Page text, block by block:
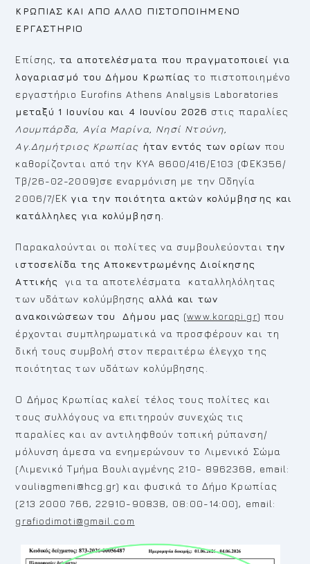
ΚΡΩΠΙΑΣ ΚΑΙ ΑΠΟ ΑΛΛΟ ΠΙΣΤΟΠΟΙΗΜΕΝΟ
ΕΡΓΑΣΤΗΡΙΟ
Επίσης,τα αποτελέσματα που πραγματοποιεί για
λογαριασμό του Δήμου Κρωπίας το πιστοποιημένο
εργαστήριο Εurofins Athens Analysis Laboratories
μεταξύ 1 Ιουνίου και 4 Ιουνίου 2026 στις παραλίες
Λουμπάρδα, Αγία Μαρίνα, Νησί Ντούνη,
Αγ.Δημήτριος Κρωπίας ήταν εντός των ορίων που
καθορίζονται από την ΚΥΑ 8600/416/Ε103 (ΦΕΚ356/
Τβ/26-02-2009)σε εναρμόνιση με την Οδηγία
2006/7/ΕΚγια την ποιότητα ακτών κολύμβησης και
κατάλληλες για κολύμβηση.
Παρακαλούνται οι πολίτες να συμβουλεύονται την
ιστοσελίδα της Αποκεντρωμένης Διοίκησης
Αττικής
για τα αποτελέσματα καταλληλόλητας
των υδάτων κολύμβησης αλλά και των
ανακοινώσεων του Δήμου μας (www.koropi.gr) που
έρχονται συμπληρωματικά να προσφέρουν και τη
δική τους συμβολή στον περαιτέρω έλεγχο της
ποιότητας των υδάτων κολύμβησης.
Ο Δήμος Κρωπίας καλεί τέλος τους πολίτες και
τους συλλόγους να επιτηρούν συνεχώς τις
παραλίες και αν αντιληφθούν τοπική ρύπανση/
μόλυνση άμεσα να ενημερώνουν το Λιμενικό Σώμα
(Λιμενικό Τμήμα Βουλιαγμένης 210- 8962368, email:
vouliagmeni@hcg.gr) και φυσικά το Δήμο Κρωπίας
(213 2000 766, 22910-90838, 08:00-14:00), email:
grafiodimoti@gmail.com